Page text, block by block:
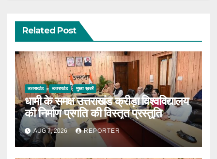
Related Post
उत्तराखंड उत्तराखंड मुख्य ख़बरें
धामी के समक्ष उत्तराखंड क्रीड़ा विश्वविद्यालय
की निर्माण प्रगति की विस्तृत प्रस्तुति
AUG 7, 2026 REPORTER